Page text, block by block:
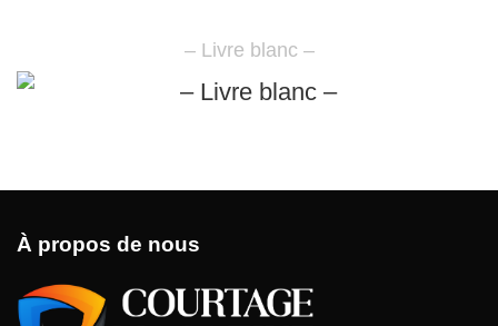
– Livre blanc –
À propos de nous